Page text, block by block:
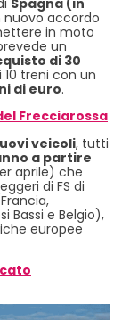
accordo
in moto
un
di 30
10 treni con un
di euro.
Frecciarossa
veicoli, tutti
a partire
aprile) che
di FS di
Bassi e Belgio),
europee